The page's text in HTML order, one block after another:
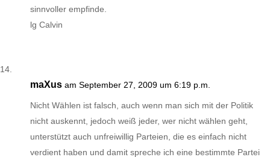
sinnvoller empfinde.
lg Calvin
maXus am September 27, 2009 um 6:19 p.m.
Nicht Wählen ist falsch, auch wenn man sich mit der Politik
nicht auskennt, jedoch weiß jeder, wer nicht wählen geht,
unterstützt auch unfreiwillig Parteien, die es einfach nicht
verdient haben und damit spreche ich eine bestimmte Partei